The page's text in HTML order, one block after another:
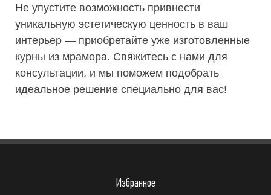
Не упустите возможность привнести
уникальную эстетическую ценность в ваш
интерьер — приобретайте уже изготовленные
курны из мрамора. Свяжитесь с нами для
консультации, и мы поможем подобрать
идеальное решение специально для вас!
Избранное